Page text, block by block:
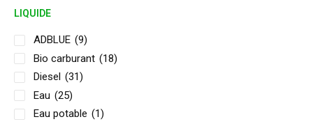
LIQUIDE
ADBLUE (9)
Bio carburant (18)
Diesel (31)
Eau (25)
Eau potable (1)